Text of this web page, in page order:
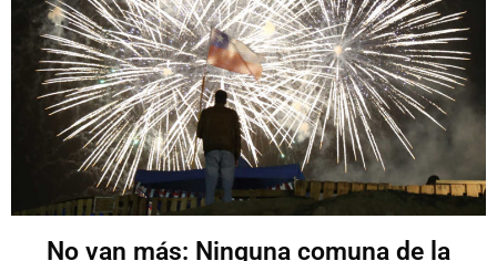
No van más: Ninguna comuna de la